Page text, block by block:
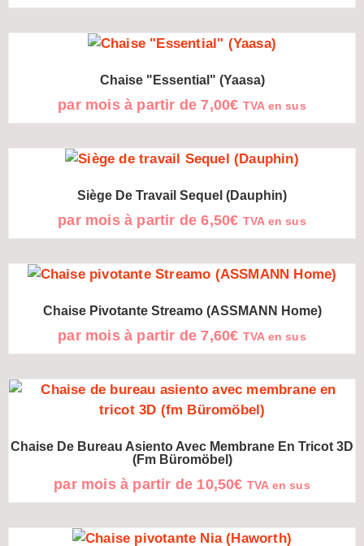
Chaise "Essential" (Yaasa)
par mois à partir de7,00€ TVA en sus
Siège De Travail Sequel (Dauphin)
par mois à partir de6,50€ TVA en sus
Chaise Pivotante Streamo (ASSMANN Home)
par mois à partir de7,60€ TVA en sus
Chaise De Bureau Asiento Avec Membrane En Tricot 3D
(fm Büromöbel)
par mois à partir de 10,50€ TVA en sus